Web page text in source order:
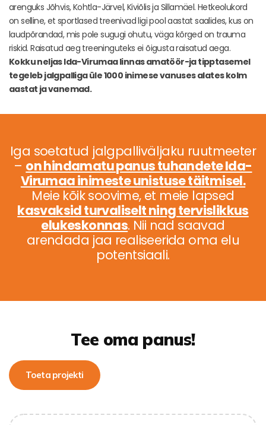
arenguks Jõhvis, Kohtla-Järvel, Kiviõlis ja Sillamäel. Hetkeolukord
on selline, et sportlased treenivad ligi pool aastat saalides, kus on
laudpõrandad, mis pole sugugi ohutu, väga kõrged on trauma
riskid. Raisatud aeg treeninguteks ei õigusta raisatud aega.
Kokku neljas Ida-Virumaa linnas amatöör-ja tipptasemel
tegeleb jalgpalliga üle 1000 inimese vanuses alates kolm
aastat ja vanemad.
Iga soetatud jalgpalliväljaku ruutmeeter
– on hindamatu panus tuhandete Ida-
Virumaa inimeste unistuse täitmisel.
Meie kõik soovime, et meie lapsed
kasvaksid turvaliselt ning tervislikkus
elukeskonnas. Nii nad saavad
arendada jaa realiseerida oma elu
potentsiaali.
Tee oma panus!
Toeta projekti